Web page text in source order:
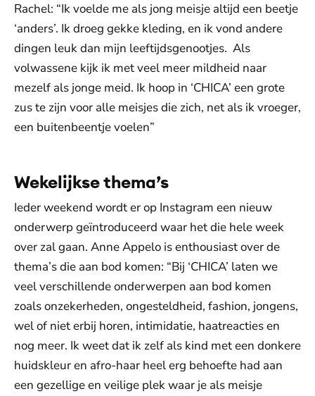
Rachel: “Ik voelde me als jong meisje altijd een beetje
‘anders’. Ik droeg gekke kleding, en ik vond andere
dingen leuk dan mijn leeftijdsgenootjes. Als
volwassene kijk ik met veel meer mildheid naar
mezelf als jonge meid. Ik hoop in ‘CHICA’ een grote
zus te zijn voor alle meisjes die zich, net als ik vroeger,
een buitenbeentje voelen”
Wekelijkse thema’s
Ieder weekend wordt er op Instagram een nieuw
onderwerp geïntroduceerd waar het die hele week
over zal gaan. Anne Appelo is enthousiast over de
thema’s die aan bod komen: “Bij ‘CHICA’ laten we
veel verschillende onderwerpen aan bod komen
zoals onzekerheden, ongesteldheid, fashion, jongens,
wel of niet erbij horen, intimidatie, haatreacties en
nog meer. Ik weet dat ik zelf als kind met een donkere
huidskleur en afro-haar heel erg behoefte had aan
een gezellige en veilige plek waar je als meisje